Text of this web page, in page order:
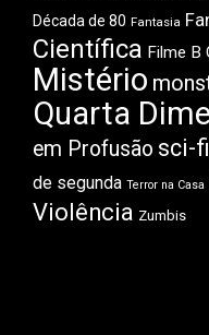
Década de 80 Fantasia
Científica Filme B
Mistério
Quarta
em Profusão sci-fi
de segunda Terror na Casa
Violência Zumbis